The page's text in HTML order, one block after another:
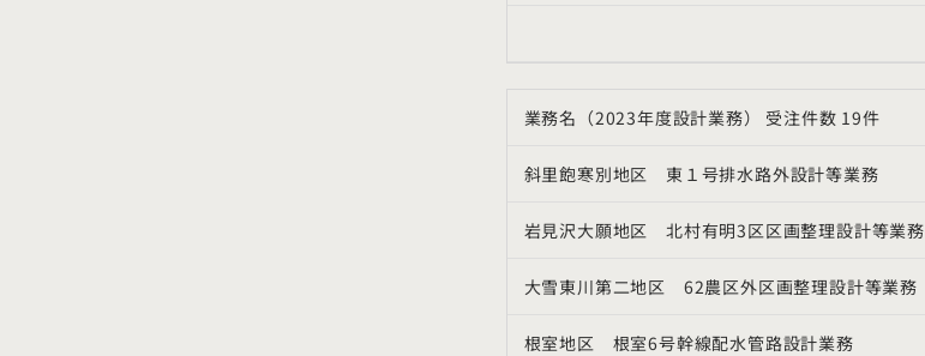
業務名（2023年度設計業務） 受注件数 19件
斜里飽寒別地区 東１号排水路外設計等業務
岩見沢大願地区 北村有明3区区画整理設計等業務
大雪東川第二地区 62農区外区画整理設計等業務
根室地区 根室6号幹線配水管路設計業務